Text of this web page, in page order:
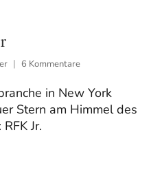
6 Kommentare
in New York
Stern am Himmel des
Jr.